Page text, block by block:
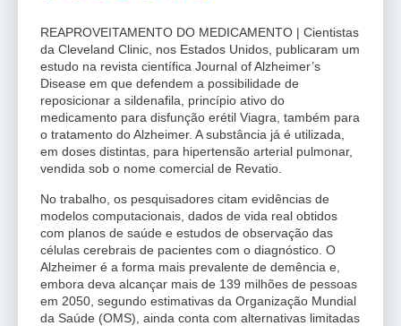
REAPROVEITAMENTO DO MEDICAMENTO | Cientistas
da Cleveland Clinic, nos Estados Unidos, publicaram um
estudo na revista científica Journal of Alzheimer’s
Disease em que defendem a possibilidade de
reposicionar a sildenafila, princípio ativo do
medicamento para disfunção erétil Viagra, também para
o tratamento do Alzheimer. A substância já é utilizada,
em doses distintas, para hipertensão arterial pulmonar,
vendida sob o nome comercial de Revatio.
No trabalho, os pesquisadores citam evidências de
modelos computacionais, dados de vida real obtidos
com planos de saúde e estudos de observação das
células cerebrais de pacientes com o diagnóstico. O
Alzheimer é a forma mais prevalente de demência e,
embora deva alcançar mais de 139 milhões de pessoas
em 2050, segundo estimativas da Organização Mundial
da Saúde (OMS), ainda conta com alternativas limitadas